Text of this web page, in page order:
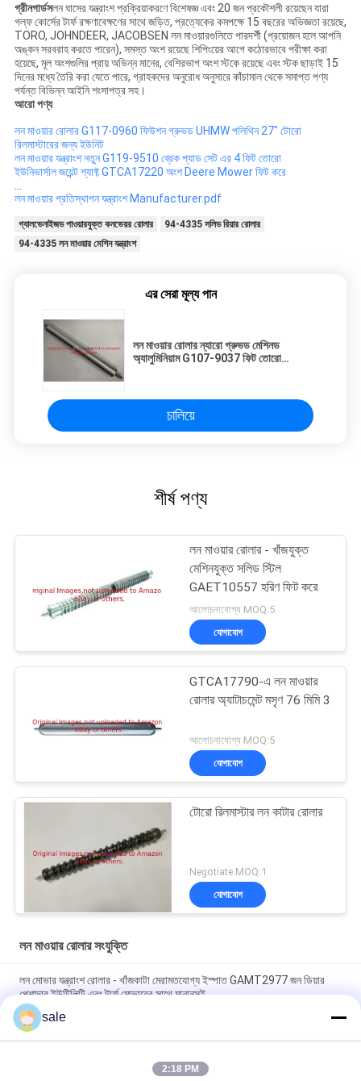
গ্রীনগার্ডসলন ঘাসের যন্ত্রাংশ প্রক্রিয়াকরণে বিশেষজ্ঞ এবং 20 জন প্রকৌশলী রয়েছেন যারা
গল্ফ কোর্সের টার্ফ রক্ষণাবেক্ষণের সাথে জড়িত, প্রত্যেকের কমপক্ষে 15 বছরের অভিজ্ঞতা রয়েছে,
TORO, JOHNDEER, JACOBSEN লন মাওয়ারগুলিতে পারদর্শী (প্রয়োজন হলে আপনি
অঙ্কন সরবরাহ করতে পারেন), সমস্ত অংশ রয়েছে শিপিংয়ের আগে কঠোরভাবে পরীক্ষা করা
হয়েছে, মূল অংশগুলির প্রায় অভিন্ন মানের, বেশিরভাগ অংশ স্টকে রয়েছে এবং স্টক ছাড়াই 15
দিনের মধ্যে তৈরি করা যেতে পারে, গ্রাহকদের অনুরোধ অনুসারে কাঁচামাল থেকে সমাপ্ত পণ্য
পর্যন্ত বিভিন্ন আইনি শংসাপত্র সহ।
আরো পণ্য
লন মাওয়ার রোলার G117-0960 ফিউশন গ্রুভড UHMW পলিথিন 27" টোরো
রিলমাস্টারের জন্য ইউনিট
লন মাওয়ার যন্ত্রাংশ নতুন G119-9510 ব্রেক প্যাড সেট এর 4 ফিট তোরো
ইউনিভার্সাল জয়েন্ট শ্যাফ্ট GTCA17220 অংশ Deere Mower ফিট করে
লন মাওয়ার প্রতিস্থাপন যন্ত্রাংশ Manufacturer.pdf
গ্যালভেনাইজড পাওয়ারযুক্ত কনভেয়র রোলার
94-4335 সলিড রিয়ার রোলার
94-4335 লন মাওয়ার মেশিন যন্ত্রাংশ
এর সেরা মূল্য পান
লন মাওয়ার রোলার ন্যারো গ্রুভড মেশিনড
অ্যালুমিনিয়াম G107-9037 ফিট তোরো
চালিয়ে
শীর্ষ পণ্য
লন মাওয়ার রোলার - খাঁজযুক্ত
মেশিনযুক্ত সলিড স্টিল
GAET10557 হরিণ ফিট করে
আলোচনাযোগ্য MOQ:5
যোগাযোগ
GTCA17790-এ লন মাওয়ার
রোলার অ্যাটাচমেন্ট মসৃণ 76 মিমি 3
আলোচনাযোগ্য MOQ:5
যোগাযোগ
টোরো রিলমাস্টার লন কাটার রোলার
Negotiate MOQ:1
যোগাযোগ
লন মাওয়ার রোলার সংযুক্তি
লন মোভার যন্ত্রাংশ রোলার - খাঁজকাটা মেরামতযোগ্য ইস্পাত GAMT2977 জন ডিয়ার
পেশাদার ইউটিলিটি এবং টার্ফ মোভারের সাথে মানানসই
লন কাটার পার্টস মসৃণ রোলার, 30 ইঞ্চি GAMT2976 ফিটস জন Deere পেশাদার ঘাস
কাটার
লন কাটার পার্টস মসৃণ ফ্রন্ট রোলার, 26 ইঞ্চি GAMT2969 ফিটস জন Deere ট্রিম এবং
sale
2:18 PM